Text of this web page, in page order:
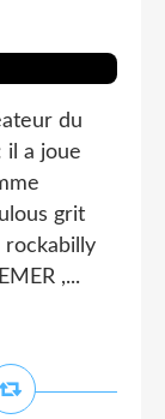
du
il a joue
grit
rockabilly
,...